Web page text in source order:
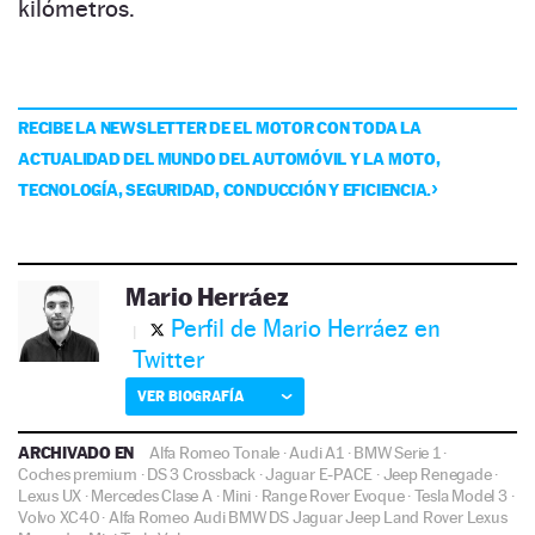
kilómetros.
RECIBE LA NEWSLETTER DE EL MOTOR CON TODA LA
ACTUALIDAD DEL MUNDO DEL AUTOMÓVIL Y LA MOTO,
TECNOLOGÍA, SEGURIDAD, CONDUCCIÓN Y EFICIENCIA.
Mario Herráez
Perfil de Mario Herráez en
Twitter
VER BIOGRAFÍA
ARCHIVADO EN Alfa Romeo Tonale ·Audi A1·BMW Serie 1·
Coches premium ·DS 3 Crossback·Jaguar E-PACE ·Jeep Renegade·
Lexus UX ·Mercedes Clase A·Mini · Range Rover Evoque·Tesla Model 3·
Volvo XC40·Alfa Romeo Audi BMW DSJaguarJeep Land Rover Lexus